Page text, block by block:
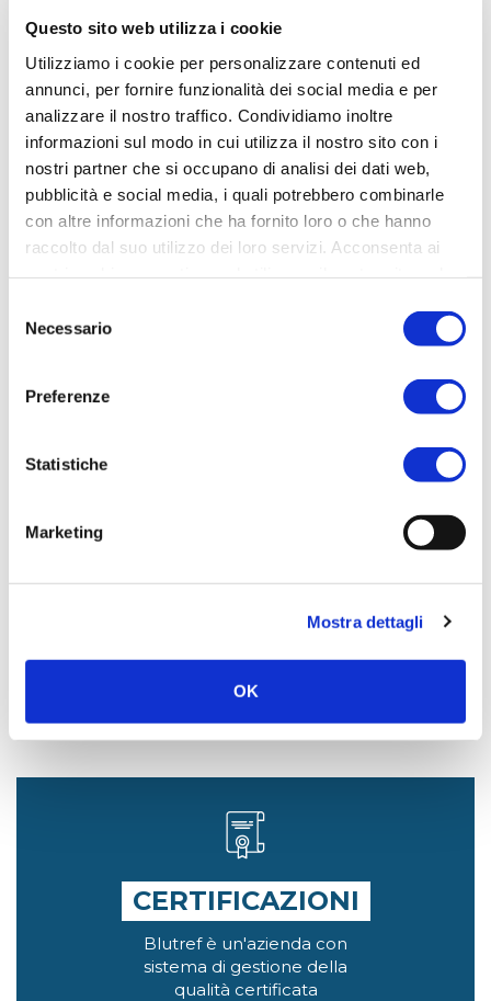
Questo sito web utilizza i cookie
Utilizziamo i cookie per personalizzare contenuti ed
annunci, per fornire funzionalità dei social media e per
analizzare il nostro traffico. Condividiamo inoltre
informazioni sul modo in cui utilizza il nostro sito con i
nostri partner che si occupano di analisi dei dati web,
pubblicità e social media, i quali potrebbero combinarle
con altre informazioni che ha fornito loro o che hanno
raccolto dal suo utilizzo dei loro servizi. Acconsenta ai
delNecessario
Preferenze
Statistiche
Marketing
Mostra dettagli
OK
Gallery
sfoglia
Promozioni
CERTIFICAZIONI
Blutref è un'azienda con
sistema di gestione della
qualità certificata